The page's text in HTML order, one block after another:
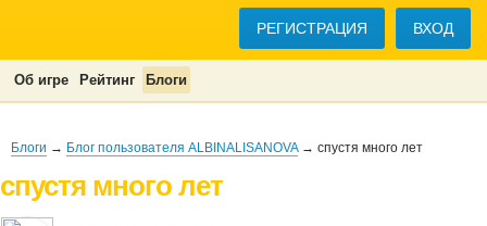
РЕГИСТРАЦИЯ ВХОД
Об игре Рейтинг Блоги
Блоги → Блог пользователя ALBINALISANOVA→ спустя много лет
спустя много лет